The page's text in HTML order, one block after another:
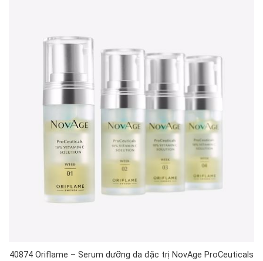
40874 Oriflame – Serum dưỡng da đặc trị NovAge ProCeuticals